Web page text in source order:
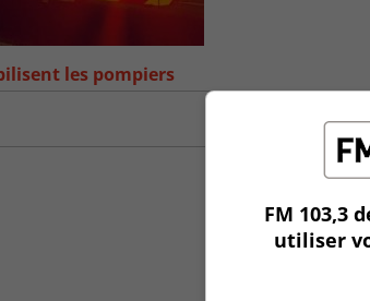
les pompiers
FM 103,3
utiliser